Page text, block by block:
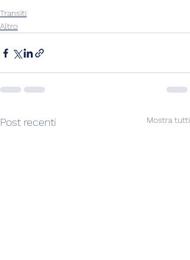
Transiti
Altro
Post recenti Mostra tutti